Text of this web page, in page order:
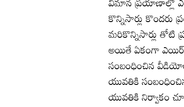
కొన్నిసార్లు కొందరు
మరికొన్నిసార్లు తోటి
అయితే ఏకంగా
సంబంధించిన
యువతికి
యువతికి నిర్వాకం